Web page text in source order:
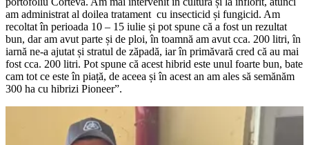
am administrat al doilea tratament cu insecticid și fungicid. Am
recoltat în perioada 10 – 15 iulie și pot spune că a fost un rezultat
bun, dar am avut parte și de ploi, în toamnă am avut cca. 200 litri, în
iarnă ne-a ajutat și stratul de zăpadă, iar în primăvară cred că au mai
fost cca. 200 litri. Pot spune că acest hibrid este unul foarte bun, bate
cam tot ce este în piață, de aceea și în acest an am ales să semănăm
300 ha cu hibrizi Pioneer”.